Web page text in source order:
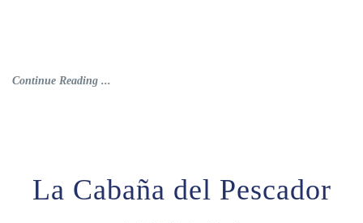
Continue Reading ...
La Cabaña del Pescador